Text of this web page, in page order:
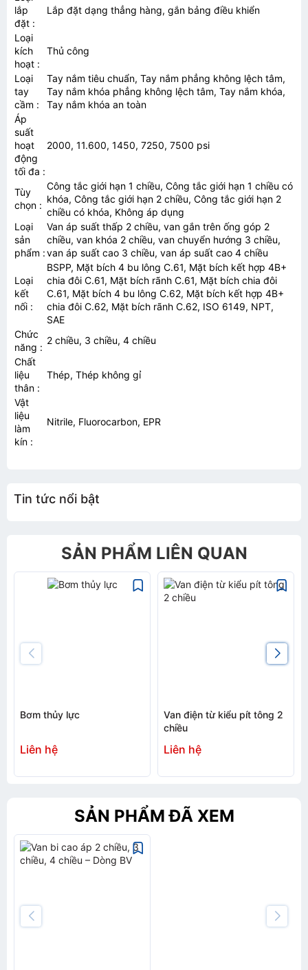
lắp
đặt :
Lắp đặt dạng thẳng hàng, gắn bảng điều khiển
Loại
kích
hoạt :
Thủ công
Loại
tay
cầm :
Tay nắm tiêu chuẩn, Tay nắm phẳng không lệch tâm,
Tay nắm khóa phẳng không lệch tâm, Tay nắm khóa,
Tay nắm khóa an toàn
Áp
suất
hoạt
động
tối đa :
2000, 11.600, 1450, 7250, 7500 psi
Tùy
chọn :
Công tắc giới hạn 1 chiều, Công tắc giới hạn 1 chiều có
khóa, Công tắc giới hạn 2 chiều, Công tắc giới hạn 2
chiều có khóa, Không áp dụng
Loại
sản
phẩm :
Van áp suất thấp 2 chiều, van gắn trên ống góp 2
chiều, van khóa 2 chiều, van chuyển hướng 3 chiều,
van áp suất cao 3 chiều, van áp suất cao 4 chiều
Loại
kết
nối :
BSPP, Mặt bích 4 bu lông C.61, Mặt bích kết hợp 4B+
chia đôi C.61, Mặt bích rãnh C.61, Mặt bích chia đôi
C.61, Mặt bích 4 bu lông C.62, Mặt bích kết hợp 4B+
chia đôi C.62, Mặt bích rãnh C.62, ISO 6149, NPT,
SAE
Chức
năng :
2 chiều, 3 chiều, 4 chiều
Chất
liệu
thân :
Thép, Thép không gỉ
Vật
liệu
làm
kín :
Nitrile, Fluorocarbon, EPR
Tin tức nổi bật
SẢN PHẨM LIÊN QUAN
Bơm thủy lực
Liên hệ
Van điện từ kiểu pít tông 2
chiều
Liên hệ
SẢN PHẨM ĐÃ XEM